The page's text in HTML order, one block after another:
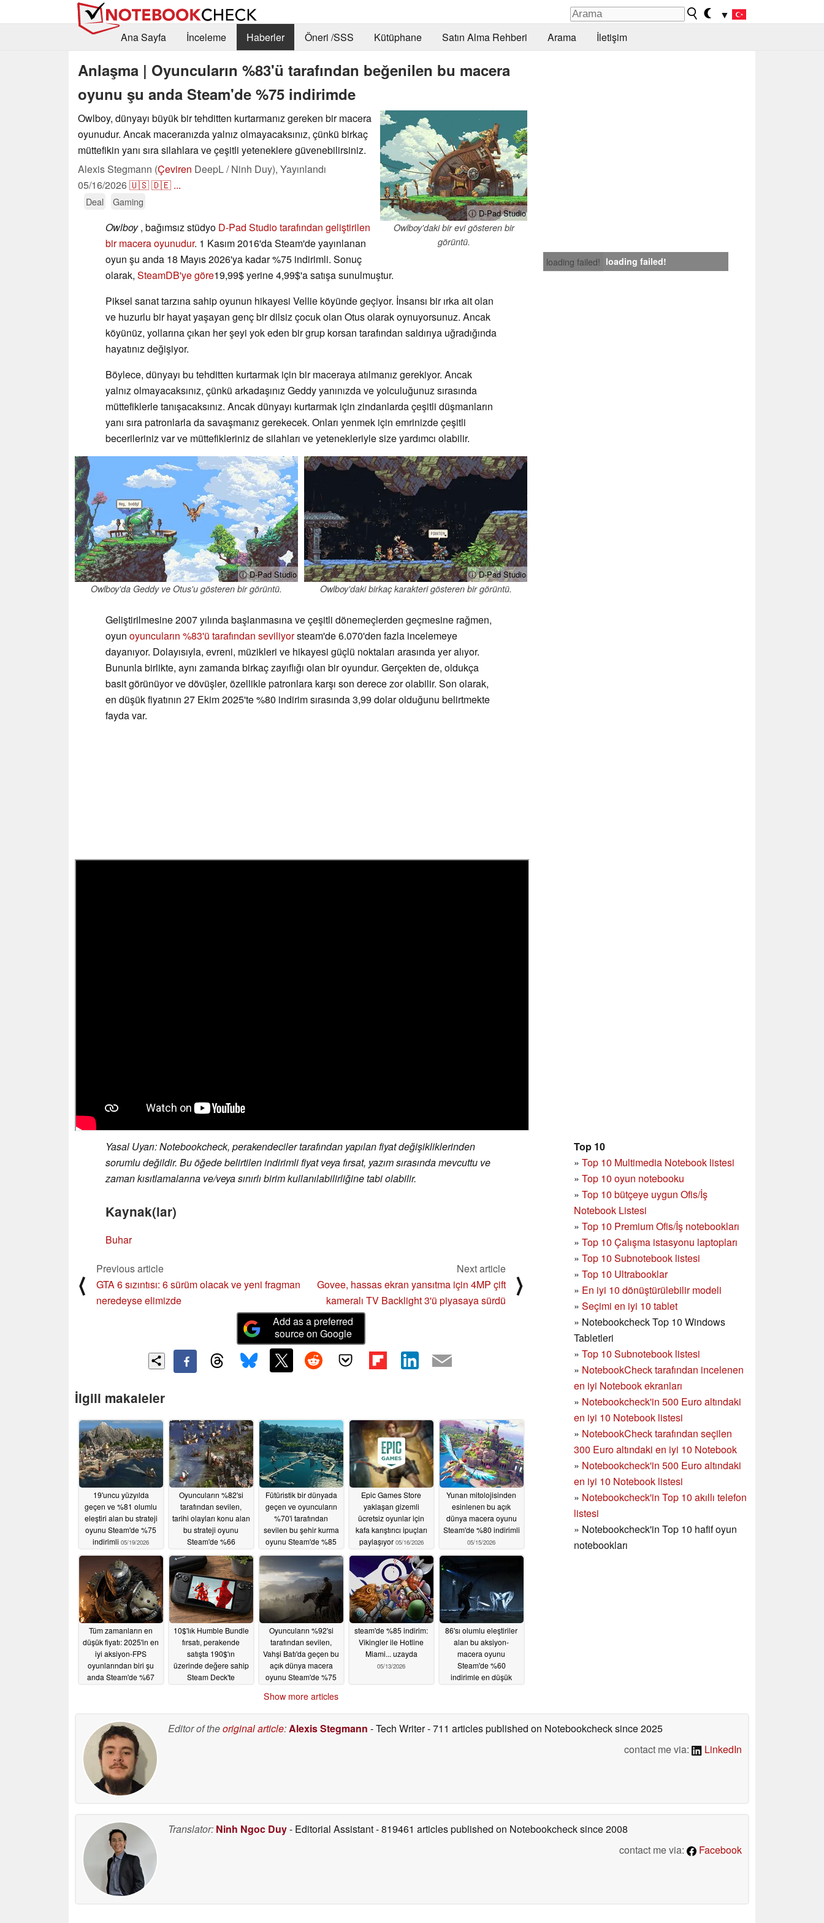
▼
Ana Sayfa
İnceleme Haberler Öneri /SSS Kütüphane Satın Alma Rehberi Arama İletişim
Anlaşma | Oyuncuların %83'ü tarafından beğenilen bu macera
oyunu şu anda Steam'de %75 indirimde
ⓘ D-Pad Studio
Owlboy'daki bir evi gösteren bir
görüntü.
Owlboy, dünyayı büyük bir tehditten kurtarmanız gereken bir macera
oyunudur. Ancak maceranızda yalnız olmayacaksınız, çünkü birkaç
müttefikin yanı sıra silahlara ve çeşitli yeteneklere güvenebilirsiniz.
Alexis Stegmann (Çeviren DeepL / Ninh Duy), Yayınlandı
05/16/2026🇺🇸🇩🇪 ...
Deal Gaming
loading failed! loading failed!
Owlboy, bağımsız stüdyo D-Pad Studio tarafından geliştirilen
bir macera oyunudur. 1 Kasım 2016'da Steam'de yayınlanan
oyun şu anda 18 Mayıs 2026'ya kadar %75 indirimli. Sonuç
olarak, SteamDB'ye göre19,99$ yerine 4,99$'a satışa sunulmuştur.
Piksel sanat tarzına sahip oyunun hikayesi Vellie köyünde geçiyor. İnsansı bir ırka ait olan
ve huzurlu bir hayat yaşayan genç bir dilsiz çocuk olan Otus olarak oynuyorsunuz. Ancak
köyünüz, yollarına çıkan her şeyi yok eden bir grup korsan tarafından saldırıya uğradığında
hayatınız değişiyor.
Böylece, dünyayı bu tehditten kurtarmak için bir maceraya atılmanız gerekiyor. Ancak
yalnız olmayacaksınız, çünkü arkadaşınız Geddy yanınızda ve yolculuğunuz sırasında
müttefiklerle tanışacaksınız. Ancak dünyayı kurtarmak için zindanlarda çeşitli düşmanların
yanı sıra patronlarla da savaşmanız gerekecek. Onları yenmek için emrinizde çeşitli
becerileriniz var ve müttefikleriniz de silahları ve yetenekleriyle size yardımcı olabilir.
ⓘ D-Pad Studio
Owlboy'da Geddy ve Otus'u gösteren bir görüntü.
ⓘ D-Pad Studio
Owlboy'daki birkaç karakteri gösteren bir görüntü.
Geliştirilmesine2007 yılında başlanmasına ve çeşitli dönemeçlerden geçmesine rağmen,
oyun oyuncuların %83'ü tarafından seviliyorsteam'de 6.070'den fazla incelemeye
dayanıyor. Dolayısıyla, evreni, müzikleri ve hikayesi güçlü noktaları arasında yer alıyor.
Bununla birlikte, aynı zamanda birkaç zayıflığı olan bir oyundur. Gerçekten de, oldukça
basit görünüyor ve dövüşler, özellikle patronlara karşı son derece zor olabilir. Son olarak,
en düşük fiyatının 27 Ekim 2025'te %80 indirim sırasında 3,99 dolar olduğunu belirtmekte
fayda var.
Top 10
» Top 10 Multimedia Notebook listesi
» Top 10 oyun notebooku
» Top 10 bütçeye uygun Ofis/İş
Notebook Listesi
» Top 10 Premium Ofis/İş notebookları
» Top 10 Çalışma istasyonu laptopları
» Top 10 Subnotebook listesi
» Top 10 Ultrabooklar
» En iyi 10 dönüştürülebilir modeli
» Seçimi en iyi 10 tablet
» Notebookcheck Top 10 Windows
Tabletleri
» Top 10 Subnotebook listesi
» NotebookCheck tarafından incelenen
en iyi Notebook ekranları
» Notebookcheck'in 500 Euro altındaki
en iyi 10 Notebook listesi
» NotebookCheck tarafından seçilen
300 Euro altındaki en iyi 10 Notebook
» Notebookcheck'in 500 Euro altındaki
en iyi 10 Notebook listesi
» Notebookcheck'in Top 10 akıllı telefon
listesi
» Notebookcheck'in Top 10 hafif oyun
notebookları
Yasal Uyarı: Notebookcheck, perakendeciler tarafından yapılan fiyat değişikliklerinden
sorumlu değildir. Bu öğede belirtilen indirimli fiyat veya fırsat, yazım sırasında mevcuttu ve
zaman kısıtlamalarına ve/veya sınırlı birim kullanılabilirliğine tabi olabilir.
Kaynak(lar)
Buhar
⟨
Previous article
GTA 6 sızıntısı: 6 sürüm olacak ve yeni fragman
neredeyse elimizde
Next article
Govee, hassas ekran yansıtma için 4MP çift
kameralı TV Backlight 3'ü piyasaya sürdü
⟩
Add as a preferred
source on Google
İlgili makaleler
19'uncu yüzyılda
geçen ve %81 olumlu
eleştiri alan bu strateji
oyunu Steam'de %75
indirimli 05/19/2026
Oyuncuların %82'si
tarafından sevilen,
tarihi olayları konu alan
bu strateji oyunu
Steam'de %66
05/18/2026
Fütüristik bir dünyada
geçen ve oyuncuların
%70'i tarafından
sevilen bu şehir kurma
oyunu Steam'de %85
05/17/2026
Epic Games Store
yaklaşan gizemli
ücretsiz oyunlar için
kafa karıştırıcı ipuçları
paylaşıyor 05/16/2026
Yunan mitolojisinden
esinlenen bu açık
dünya macera oyunu
Steam'de %80 indirimli
05/15/2026
Tüm zamanların en
düşük fiyatı: 2025'in en
iyi aksiyon-FPS
oyunlarından biri şu
anda Steam'de %67
10$'lık Humble Bundle
fırsatı, perakende
satışta 190$'ın
üzerinde değere sahip
Steam Deck'te
Oyuncuların %92'si
tarafından sevilen,
Vahşi Batı'da geçen bu
açık dünya macera
oyunu Steam'de %75
steam'de %85 indirim:
Vikingler ile Hotline
Miami... uzayda
05/13/2026
86'sı olumlu eleştiriler
alan bu aksiyon-
macera oyunu
Steam'de %60
indirimle en düşük
Show more articles
Editor of theoriginal article:Alexis Stegmann - Tech Writer- 711 articles published on Notebookchecksince 2025
contact me via:
LinkedIn
Translator: Ninh Ngoc Duy- Editorial Assistant- 819461 articles published on Notebookchecksince 2008
contact me via:
Facebook